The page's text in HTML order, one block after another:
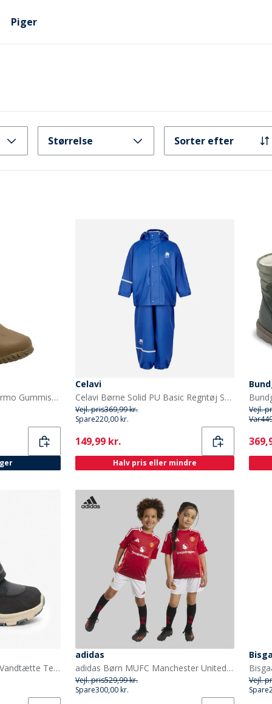
Piger
Størrelse Sorter efter
Bisgaard Børne Neo Thermo Gummistøvler Grøn
Celavi
Celavi Børne Solid PU Basic Regntøj Sæt Havblå Oceanblue
Vejl. pris369,99 kr.
Spare220,00 kr.
Current
149,99 kr.
Halv pris eller mindre
Vejl.
Var
Bisgaard Børne Spencer Vandtætte Tex Støvler Navy
adidas
adidas Børn MUFC Manchester United 24/25 Hjemme Mini Sæt Mufc Red
Vejl. pris529,99 kr.
Spare300,00 kr.
Vejl.
Spare